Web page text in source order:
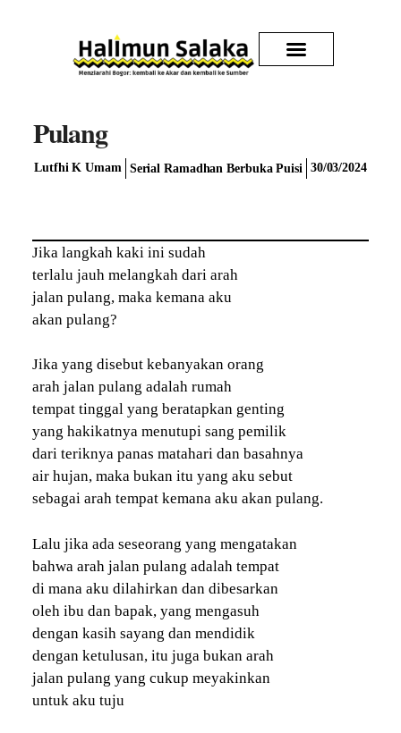
Pulang
Lutfhi K Umam Serial Ramadhan Berbuka Puisi 30/03/2024
Jika langkah kaki ini sudah
terlalu jauh melangkah dari arah
jalan pulang, maka kemana aku
akan pulang?
Jika yang disebut kebanyakan orang
arah jalan pulang adalah rumah
tempat tinggal yang beratapkan genting
yang hakikatnya menutupi sang pemilik
dari teriknya panas matahari dan basahnya
air hujan, maka bukan itu yang aku sebut
sebagai arah tempat kemana aku akan pulang.
Lalu jika ada seseorang yang mengatakan
bahwa arah jalan pulang adalah tempat
di mana aku dilahirkan dan dibesarkan
oleh ibu dan bapak, yang mengasuh
dengan kasih sayang dan mendidik
dengan ketulusan, itu juga bukan arah
jalan pulang yang cukup meyakinkan
untuk aku tuju